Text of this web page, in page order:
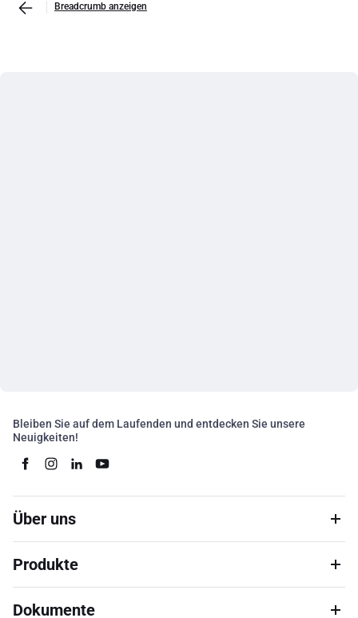
Breadcrumb anzeigen
Bleiben Sie auf dem Laufenden und entdecken Sie unsere
Neuigkeiten!
Über uns
Produkte
Dokumente